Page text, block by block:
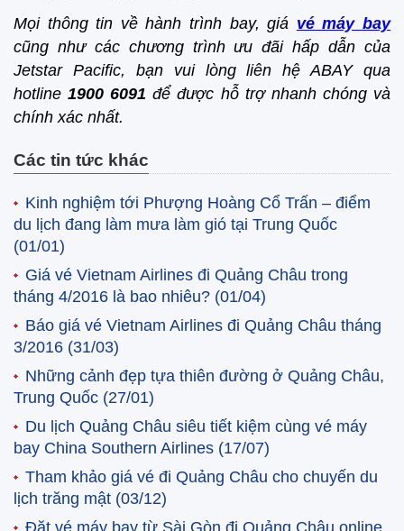
Mọi thông tin về hành trình bay, giá vé máy bay
cũng như các chương trình ưu đãi hấp dẫn của
Jetstar Pacific, bạn vui lòng liên hệ ABAY qua
hotline1900 6091 để được hỗ trợ nhanh chóng và
chính xác nhất.
Các tin tức khác
Kinh nghiệm tới Phượng Hoàng Cổ Trấn – điểm
du lịch đang làm mưa làm gió tại Trung Quốc
(01/01)
Giá vé Vietnam Airlines đi Quảng Châu trong
tháng 4/2016 là bao nhiêu? (01/04)
Báo giá vé Vietnam Airlines đi Quảng Châu tháng
3/2016 (31/03)
Những cảnh đẹp tựa thiên đường ở Quảng Châu,
Trung Quốc (27/01)
Du lịch Quảng Châu siêu tiết kiệm cùng vé máy
bay China Southern Airlines (17/07)
Tham khảo giá vé đi Quảng Châu cho chuyến du
lịch trăng mật (03/12)
Đặt vé máy bay từ Sài Gòn đi Quảng Châu online